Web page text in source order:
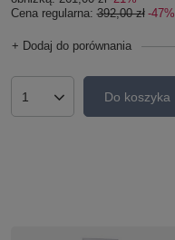
Cena regularna:392,00 zł -47%
+ Dodaj do porównania
Ilość produktówDo koszyka